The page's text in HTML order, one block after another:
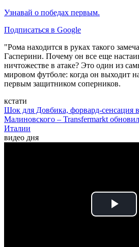
Узнавай о победах первым.
Подписаться в Google
"Рома находится в руках такого
Гасперини. Почему он все еще
ничтожестве в атаке? Это один из
мировом футболе: когда он выходит
первым защитником соперников.
кстати
Шок для Довбика, форвард-сенсация
Малиновского – Transfermarkt
Италии
видео дня
Play